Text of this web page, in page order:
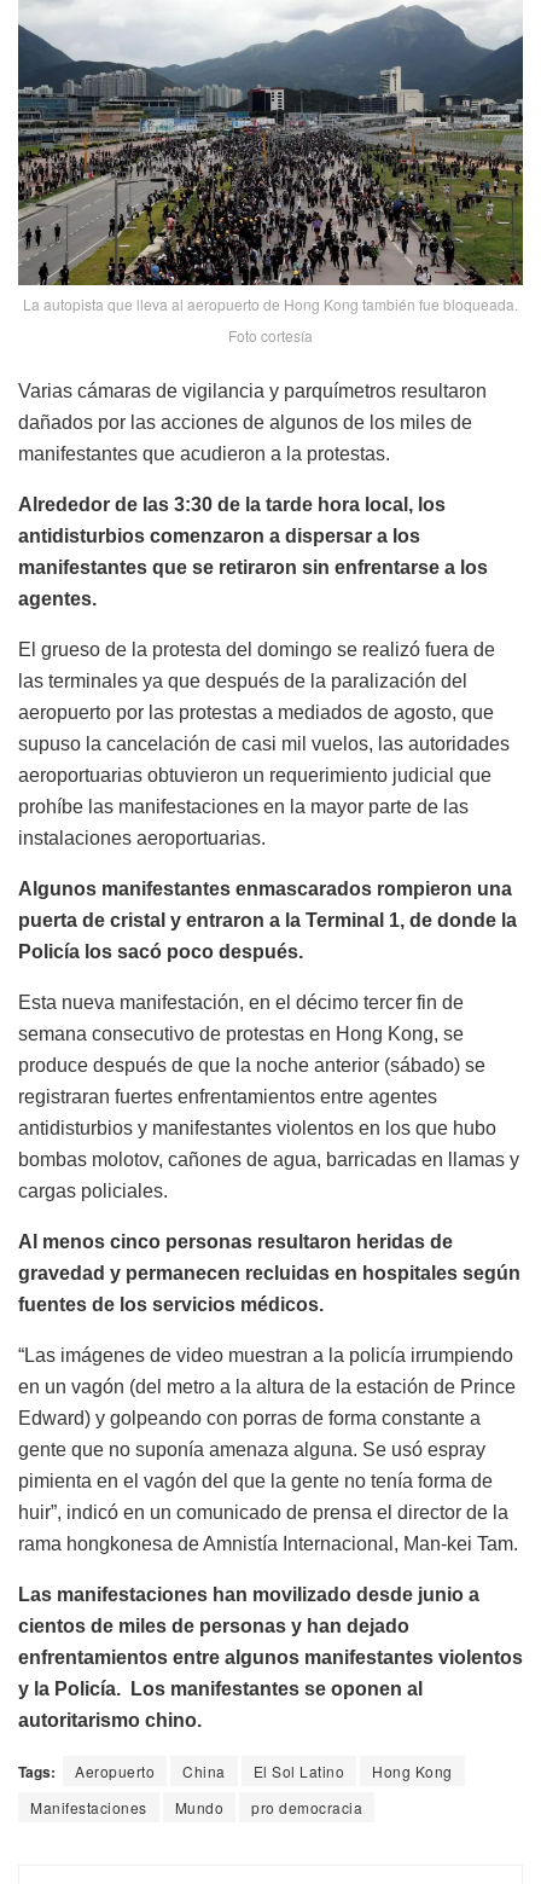
La autopista que lleva al aeropuerto de Hong Kong también fue bloqueada.
Foto cortesía
Varias cámaras de vigilancia y parquímetros resultaron
dañados por las acciones de algunos de los miles de
manifestantes que acudieron a la protestas.
Alrededor de las 3:30 de la tarde hora local, los
antidisturbios comenzaron a dispersar a los
manifestantes que se retiraron sin enfrentarse a los
agentes.
El grueso de la protesta del domingo se realizó fuera de
las terminales ya que después de la paralización del
aeropuerto por las protestas a mediados de agosto, que
supuso la cancelación de casi mil vuelos, las autoridades
aeroportuarias obtuvieron un requerimiento judicial que
prohíbe las manifestaciones en la mayor parte de las
instalaciones aeroportuarias.
Algunos manifestantes enmascarados rompieron una
puerta de cristal y entraron a la Terminal 1, de donde la
Policía los sacó poco después.
Esta nueva manifestación, en el décimo tercer fin de
semana consecutivo de protestas en Hong Kong, se
produce después de que la noche anterior (sábado) se
registraran fuertes enfrentamientos entre agentes
antidisturbios y manifestantes violentos en los que hubo
bombas molotov, cañones de agua, barricadas en llamas y
cargas policiales.
Al menos cinco personas resultaron heridas de
gravedad y permanecen recluidas en hospitales según
fuentes de los servicios médicos.
“Las imágenes de video muestran a la policía irrumpiendo
en un vagón (del metro a la altura de la estación de Prince
Edward) y golpeando con porras de forma constante a
gente que no suponía amenaza alguna. Se usó espray
pimienta en el vagón del que la gente no tenía forma de
huir”, indicó en un comunicado de prensa el director de la
rama hongkonesa de Amnistía Internacional, Man-kei Tam.
Las manifestaciones han movilizado desde junio a
cientos de miles de personas y han dejado
enfrentamientos entre algunos manifestantes violentos
y la Policía. Los manifestantes se oponen al
autoritarismo chino.
Tags: Aeropuerto China El Sol Latino
Hong Kong
Manifestaciones
Mundo pro democracia